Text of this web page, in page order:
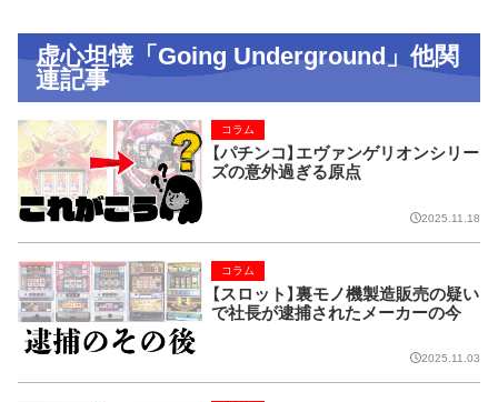
虚心坦懐「Going Underground」他関
連記事
【パチンコ】エヴァンゲリオンシリー
ズの意外過ぎる原点
コラム
2025.11.18
【スロット】裏モノ機製造販売の疑い
で社長が逮捕されたメーカーの今
コラム
2025.11.03